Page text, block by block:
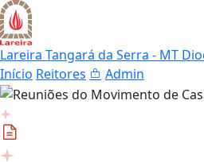
Lareira Tangará da Serra - MT
Início Reitores Admin